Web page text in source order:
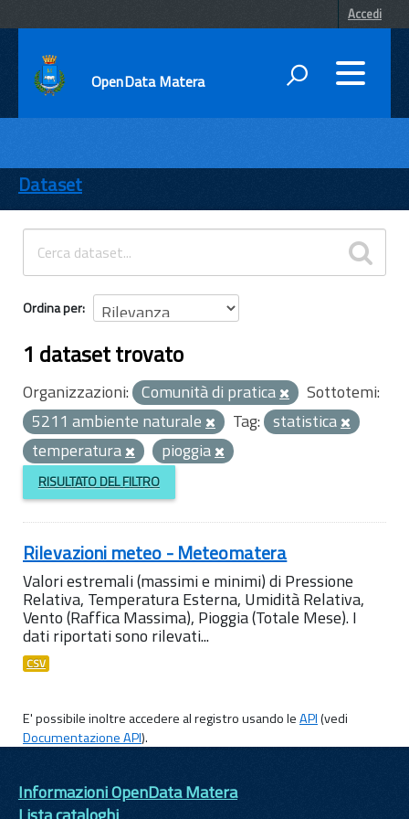
Accedi
OpenData Matera
ENTI
TEMI
INFORMAZIONI
Dataset
Ordina per
1 dataset trovato
Organizzazioni: Comunità di pratica
Sottotemi:
5211 ambiente naturale
Tag: statistica
temperatura
pioggia
RISULTATO DEL FILTRO
Rilevazioni meteo - Meteomatera
Valori estremali (massimi e minimi) di Pressione
Relativa, Temperatura Esterna, Umidità Relativa,
Vento (Raffica Massima), Pioggia (Totale Mese). I
dati riportati sono rilevati...
CSV
E' possibile inoltre accedere al registro usando leAPI(vedi
Documentazione API).
Informazioni OpenData Matera